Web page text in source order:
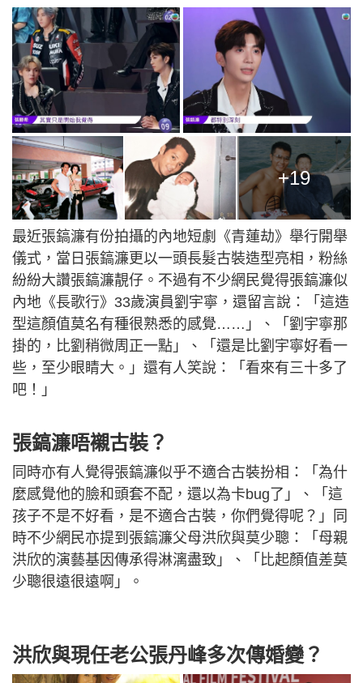
+19
最近張鎬濂有份拍攝的內地短劇《青蓮劫》舉行開舉
儀式，當日張鎬濂更以一頭長髮古裝造型亮相，粉絲
紛紛大讚張鎬濂靚仔。不過有不少網民覺得張鎬濂似
內地《長歌行》33歲演員劉宇寧，還留言說：「這造
型這顏值莫名有種很熟悉的感覺……」、「劉宇寧那
掛的，比劉稍微周正一點」、「還是比劉宇寧好看一
些，至少眼睛大。」還有人笑說：「看來有三十多了
吧！」
張鎬濂唔襯古裝？
同時亦有人覺得張鎬濂似乎不適合古裝扮相：「為什
麼感覺他的臉和頭套不配，還以為卡bug了」、「這
孩子不是不好看，是不適合古裝，你們覺得呢？」同
時不少網民亦提到張鎬濂父母洪欣與莫少聰：「母親
洪欣的演藝基因傳承得淋漓盡致」、「比起顏值差莫
少聰很遠很遠啊」。
洪欣與現任老公張丹峰多次傳婚變？